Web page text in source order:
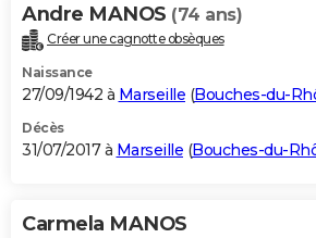
Andre MANOS (74 ans)
Créer une cagnotte obsèques
Naissance
27/09/1942 à Marseille (Bouches-du-
Décès
31/07/2017 à Marseille (Bouches-du-
Carmela MANOS